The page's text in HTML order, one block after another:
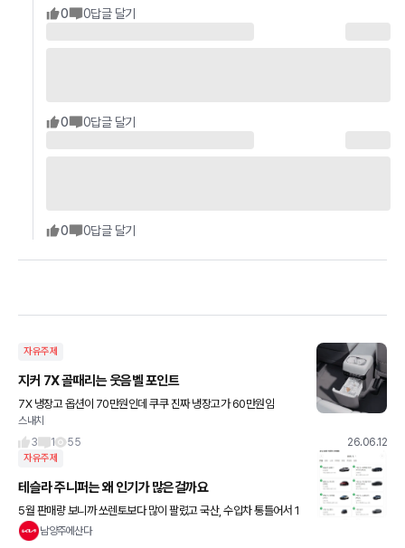
0 0답글 달기
0 0답글 달기
0 0답글 달기
자유주제
지커 7X 골때리는 웃음벨 포인트
7X 냉장고 옵션이 70만원인데 쿠쿠 진짜 냉장고가 60만원임
스내치
3
1 55 26.06.12
자유주제
테슬라 주니퍼는 왜 인기가 많은걸까요
5월 판매량 보니까 쏘렌토보다 많이 팔렸고 국산, 수입차 통틀어서 1
위했던데 인기의 이유 궁금하네요
남양주에산다